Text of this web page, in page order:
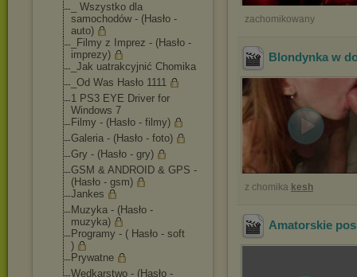
_ Wszystko dla
samochodów - (Hasło -
auto)
_Filmy z Imprez - (Hasło -
imprezy)
_Jak uatrakcyjnić Chomika
_Od Was Hasło 1111
1 PS3 EYE Driver for
Windows 7
Filmy - (Hasło - filmy)
Galeria - (Hasło - foto)
Gry - (Hasło - gry)
GSM & ANDROID & GPS -
(Hasło - gsm)
Jankes
Muzyka - (Hasło -
muzyka)
Programy - ( Hasło - soft
)
Prywatne
Wędkarstwo - (Hasło -
zachomikowany
Blondynka w
z chomika kesh
Amatorskie